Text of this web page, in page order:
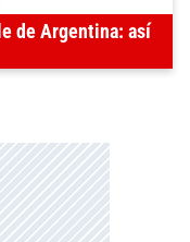
de Argentina: así